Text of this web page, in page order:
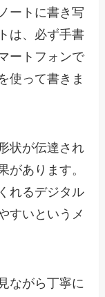
ートに書き写
は、必ず手書
ートフォンで
使って書きま
状が伝達され
があります。
れるデジタル
すいというメ
ながら丁寧に